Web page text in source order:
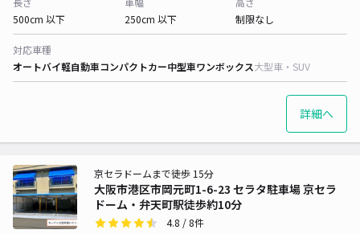
500cm 以下
250cm 以下
制限なし
対応車種
オートバイ軽自動車コンパクトカー中型車ワンボックス大型車・SUV
詳細へ
大阪市港区市岡元町1-6-23 セラタ駐車場 京セラ
ドーム・弁天町駅徒歩約10分
京セラドームまで徒歩 15分
4.8 / 8件